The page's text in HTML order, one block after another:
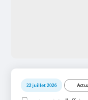
22 juillet 2026